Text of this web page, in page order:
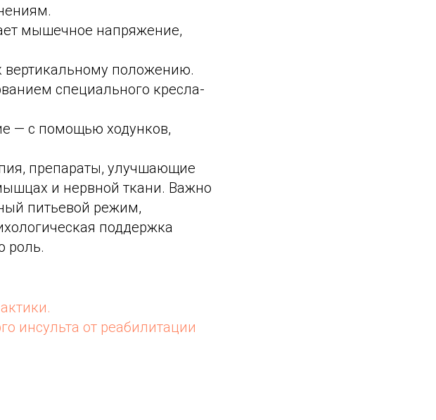
мышечное напряжение,
вертикальному положению.
специального кресла-
— с помощью ходунков,
препараты, улучшающие
и нервной ткани. Важно
питьевой режим,
поддержка
роль.
инсульта от реабилитации